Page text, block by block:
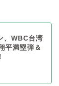
、WBC台湾
平満塁弾＆